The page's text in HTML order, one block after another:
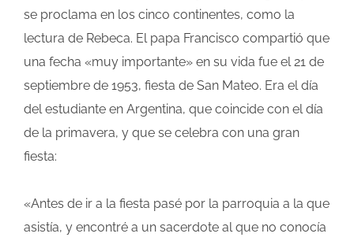
se proclama en los cinco continentes, como la
lectura de Rebeca. El papa Francisco compartió que
una fecha «muy importante» en su vida fue el 21 de
septiembre de 1953, fiesta de San Mateo. Era el día
del estudiante en Argentina, que coincide con el día
de la primavera, y que se celebra con una gran
fiesta:
«Antes de ir a la fiesta pasé por la parroquia a la que
asistía, y encontré a un sacerdote al que no conocía